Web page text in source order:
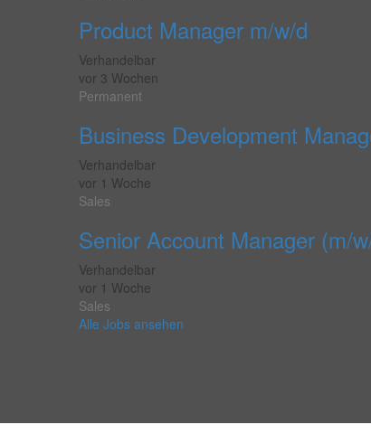
Product Manager m/w/d
Verhandelbar
vor 3 Wochen
Permanent
Business Development
Verhandelbar
vor 1 Woche
Sales
Senior Account Manager (m/
Verhandelbar
vor 1 Woche
Sales
Alle Jobs ansehen